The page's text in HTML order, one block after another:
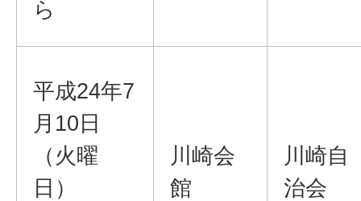
ら
平成24年7
月10日
（火曜
日）
川崎会
館
川崎自
治会